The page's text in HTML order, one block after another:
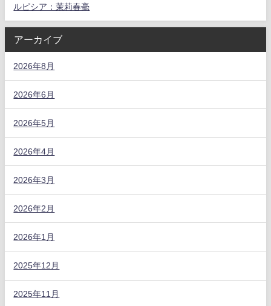
ルピシア：茉莉春毫
アーカイブ
2026年8月
2026年6月
2026年5月
2026年4月
2026年3月
2026年2月
2026年1月
2025年12月
2025年11月